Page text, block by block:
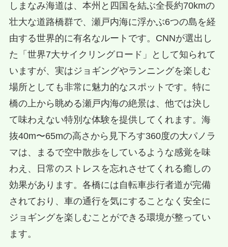
しまなみ海道は、本州と四国を結ぶ全長約70kmの
壮大な道路橋群で、瀬戸内海に浮かぶ6つの島を経
由する世界的に有名なルートです。CNNが選出し
た「世界7大サイクリングロード」として知られて
いますが、実はジョギングやランニングを楽しむ
場所としても非常に魅力的なスポットです。特に
橋の上から眺める瀬戸内海の絶景は、他では決し
て味わえない特別な体験を提供してくれます。海
抜40m〜65mの高さから見下ろす360度の大パノラ
マは、まるで空中散歩をしているような感覚を味
わえ、日常のストレスを忘れさせてくれる癒しの
効果があります。各橋には自転車歩行者道が完備
されており、車の通行を気にすることなく安全に
ジョギングを楽しむことができる環境が整ってい
ます。